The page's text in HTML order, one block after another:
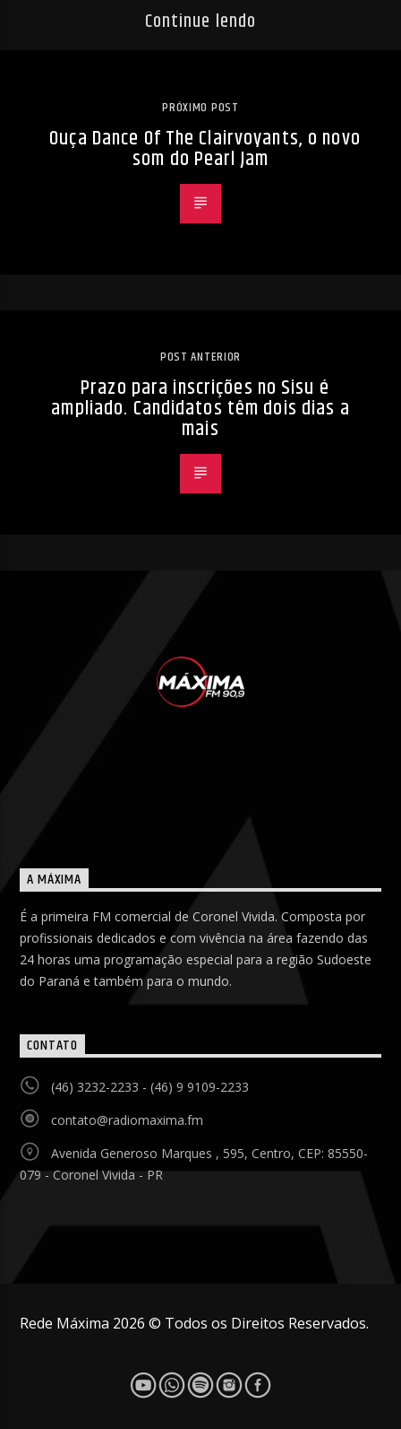
Continue lendo
PRÓXIMO POST
Ouça Dance Of The Clairvoyants, o novo
som do Pearl Jam
POST ANTERIOR
Prazo para inscrições no Sisu é
ampliado. Candidatos têm dois dias a
mais
A MÁXIMA
É a primeira FM comercial de Coronel Vivida. Composta por
profissionais dedicados e com vivência na área fazendo das
24 horas uma programação especial para a região Sudoeste
do Paraná e também para o mundo.
CONTATO
(46) 3232-2233 - (46) 9 9109-2233
contato@radiomaxima.fm
Avenida Generoso Marques , 595, Centro, CEP: 85550-
079 - Coronel Vivida - PR
Rede Máxima 2026 © Todos os Direitos Reservados.